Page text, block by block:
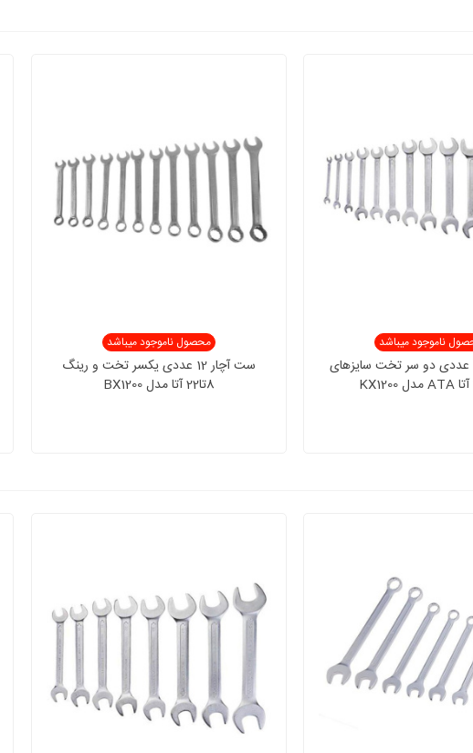
ناموجود میباشد
ست آچار 12 عددی دو سر تخت سایزهای
محصول ناموجود میباشد
ست آچار 12 عددی یکسر تخت و رینگ
8تا22 آتا مدل BX1200